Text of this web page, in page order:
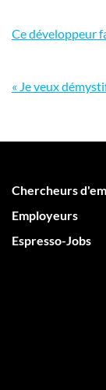
Ce développeur
« Je veux
Chercheurs
Employeurs
Espresso-Jobs